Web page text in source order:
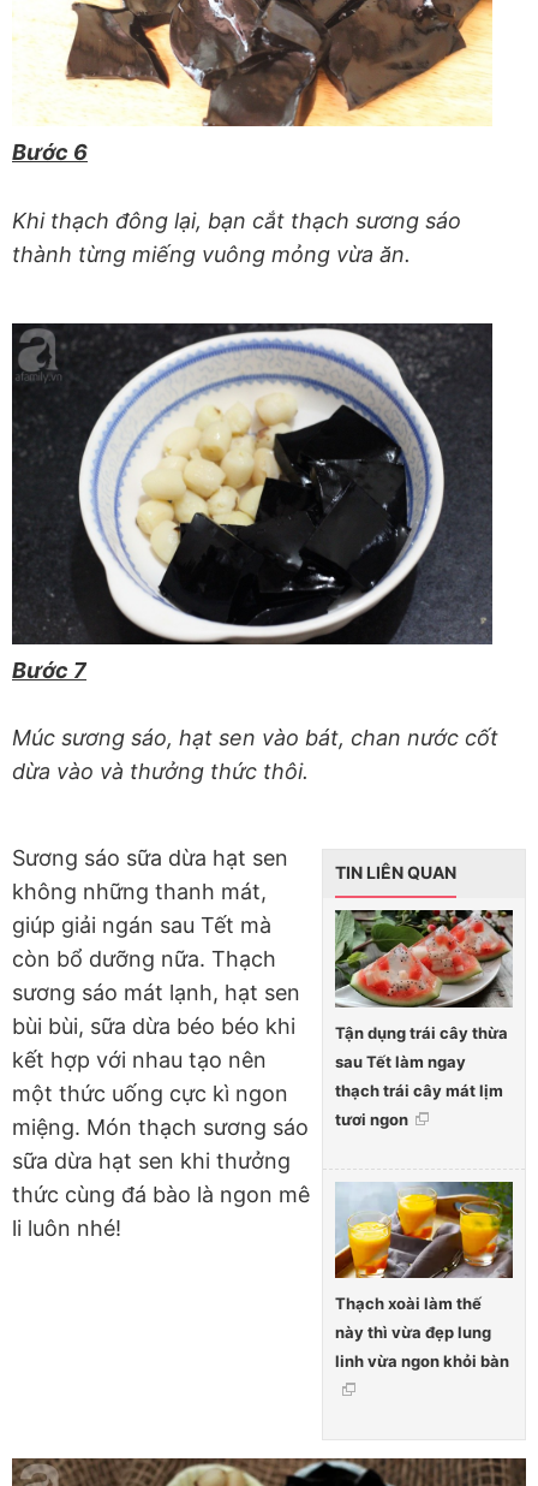
Bước 6
Khi thạch đông lại, bạn cắt thạch sương sáo
thành từng miếng vuông mỏng vừa ăn.
Bước 7
Múc sương sáo, hạt sen vào bát, chan nước cốt
dừa vào và thưởng thức thôi.
TIN LIÊN QUAN
Tận dụng trái cây thừa
sau Tết làm ngay
thạch trái cây mát lịm
tươi ngon
Thạch xoài làm thế
này thì vừa đẹp lung
linh vừa ngon khỏi bàn
Sương sáo sữa dừa hạt sen
không những thanh mát,
giúp giải ngán sau Tết mà
còn bổ dưỡng nữa. Thạch
sương sáo mát lạnh, hạt sen
bùi bùi, sữa dừa béo béo khi
kết hợp với nhau tạo nên
một thức uống cực kì ngon
miệng. Món thạch sương sáo
sữa dừa hạt sen khi thưởng
thức cùng đá bào là ngon mê
li luôn nhé!